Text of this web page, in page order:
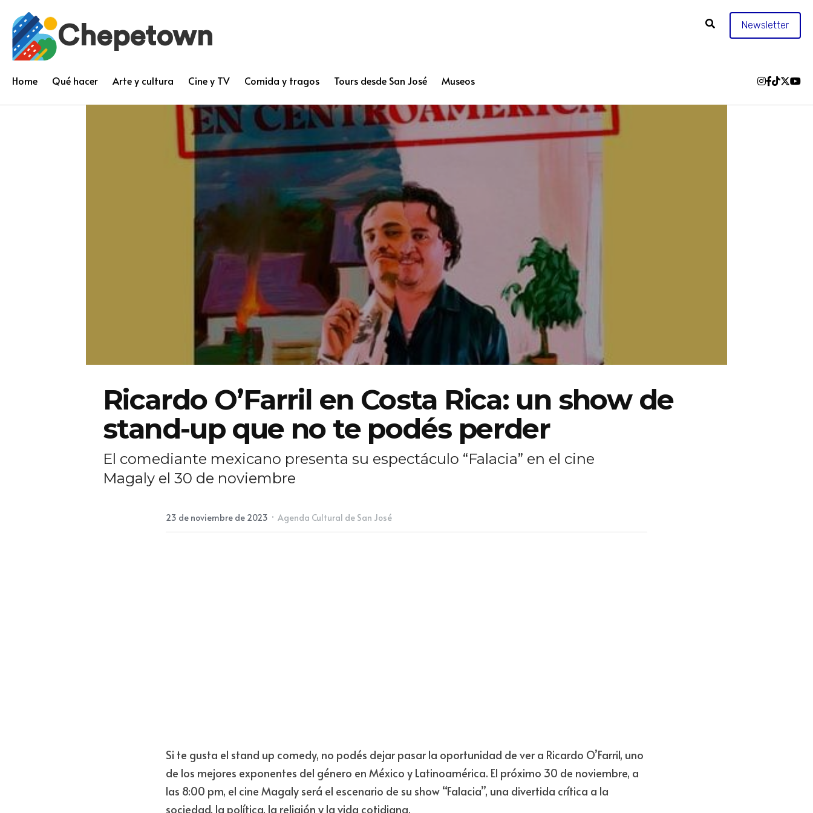
Chepetown Newsletter
Home Qué hacer Arte y cultura Cine y TV Comida y tragos Tours desde San José Museos
Ricardo O’Farril en Costa Rica: un show de
stand-up que no te podés perder
El comediante mexicano presenta su espectáculo “Falacia” en el cine
Magaly el 30 de noviembre
23 de noviembre de 2023 · Agenda Cultural de San José
Si te gusta el stand up comedy, no podés dejar pasar la oportunidad de ver a Ricardo O’Farril, uno
de los mejores exponentes del género en México y Latinoamérica. El próximo 30 de noviembre, a
las 8:00 pm, el cine Magaly será el escenario de su show “Falacia”, una divertida crítica a la
sociedad, la política, la religión y la vida cotidiana.